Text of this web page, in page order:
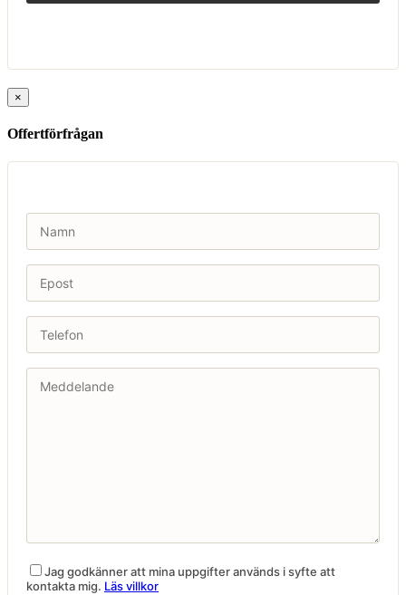
×
Offertförfrågan
Jag godkänner att mina uppgifter används i syfte att
kontakta mig. Läs villkor